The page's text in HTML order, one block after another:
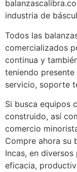
industria de
Todos las
comercializados
continua y
teniendo
servicio, soporte
Si busca equipos
construido, así
comercio
Compre ahora su
Incas, en
eficacia,